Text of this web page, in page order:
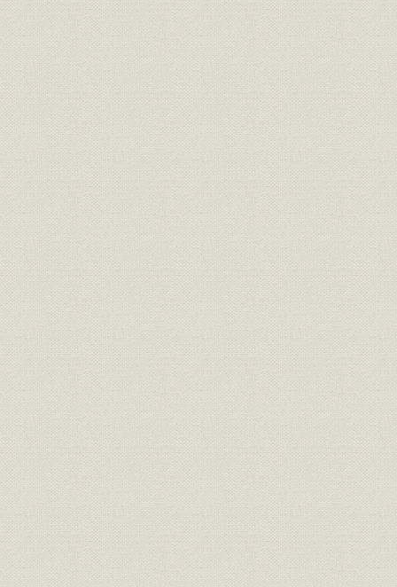
財務・業績
明治廿五年下半季 大元方勘定目
録
明治廿五
財務・業績 物産会社営業実況報告并意見書 明治二四
経営
三井物産会社改革将来必要之廉
明治二四年
事業所;経営
三井物産会社本支店将来営業科
目
明治二四年
経営 三井鉱山会社創立趣意書 明治二四年
経営 三井鉱山合資会社創立手続 明治二五年
定款 有限責任三井鉱山合資会社定款 明治二五
財務・業績
三井鉱山合資会社 明治廿五年下
季営業報告
明治二六
組織 明治二四年 三越呉服店改革書類 明治二四年
組織 三越呉服店改正手続 明治廿五
経営 三越呉服店宛 大元方ヨリ達書 明治二六
組織
三井各商店ヲ合名会社ノ組織ニ
スル事
明治二六